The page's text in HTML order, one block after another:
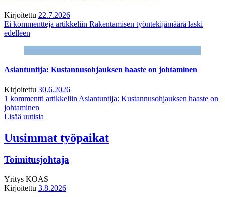
Kirjoitettu 22.7.2026
Ei kommentteja artikkeliin Rakentamisen työntekijämäärä laski
edelleen
Asiantuntija: Kustannusohjauksen haaste on johtaminen
Kirjoitettu 30.6.2026
1 kommentti artikkeliin Asiantuntija: Kustannusohjauksen haaste on
johtaminen
Lisää uutisia
Uusimmat työpaikat
Toimitusjohtaja
Yritys KOAS
Kirjoitettu 3.8.2026